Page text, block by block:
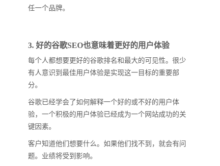
任一个品牌。
3. 好的谷歌SEO也意味着更好的用户体验
每个人都想要更好的谷歌排名和最大的可见性。很少
有人意识到最佳用户体验是实现这一目标的重要部
分。
谷歌已经学会了如何解释一个好的或不好的用户体
验，一个积极的用户体验已经成为一个网站成功的关
键因素。
客户知道他们想要什么。如果他们找不到，就会有问
题。业绩将受到影响。